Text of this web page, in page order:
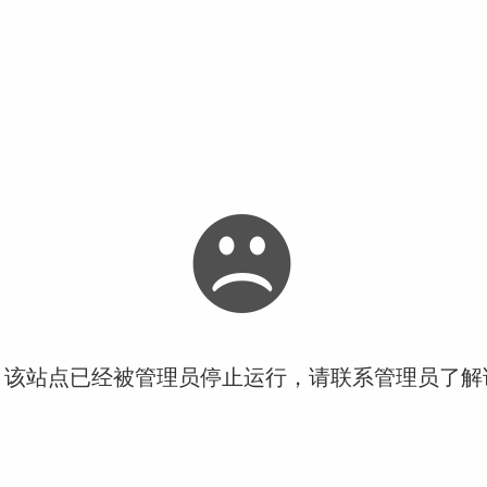
站点已经被管理员停止运行，请联系管理员了